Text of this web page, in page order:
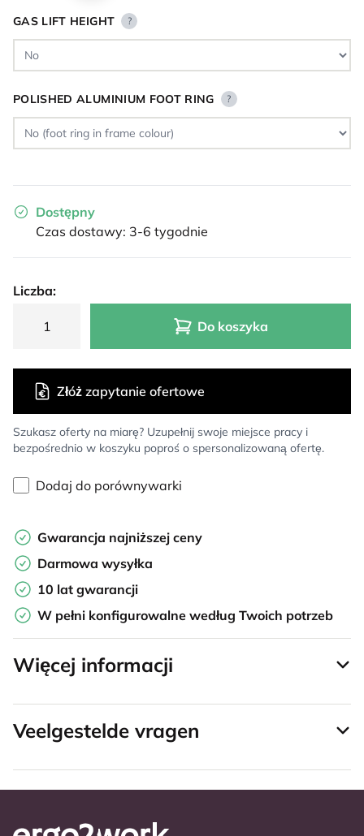
GAS LIFT HEIGHT ?
POLISHED ALUMINIUM FOOT RING ?
Dostępny
Czas dostawy: 3-6 tygodnie
Liczba:
Do koszyka
Szukasz oferty na miarę? Uzupełnij swoje miejsce pracy i
bezpośrednio w koszyku poproś o spersonalizowaną ofertę.
Złóż zapytanie ofertowe
Dodaj do porównywarki
Gwarancja najniższej ceny
Darmowa wysyłka
10 lat gwarancji
W pełni konfigurowalne według Twoich potrzeb
Więcej informacji
Veelgestelde vragen